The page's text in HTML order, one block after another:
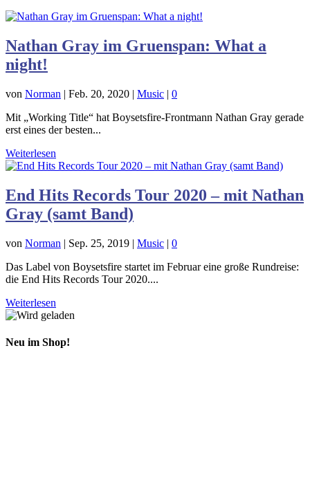
Nathan Gray im Gruenspan: What a
night!
von Norman | Feb. 20, 2020 | Music | 0
Mit „Working Title“ hat Boysetsfire-Frontmann Nathan Gray gerade
erst eines der besten...
Weiterlesen
End Hits Records Tour 2020 – mit Nathan
Gray (samt Band)
von Norman | Sep. 25, 2019 | Music | 0
Das Label von Boysetsfire startet im Februar eine große Rundreise:
die End Hits Records Tour 2020....
Weiterlesen
Neu im Shop!